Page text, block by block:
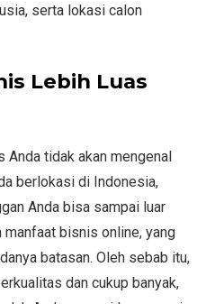
serta lokasi calon
Lebih Luas
Anda tidak akan mengenal
berlokasi di Indonesia,
Anda bisa sampai luar
manfaat bisnis online, yang
batasan. Oleh sebab itu,
dan cukup banyak,